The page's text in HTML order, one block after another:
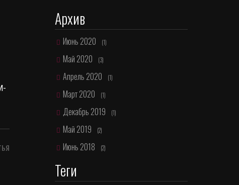
Архив
Июнь 2020 (1)
Май 2020 (3)
Апрель 2020 (1)
Март 2020 (1)
Декабрь 2019 (1)
Май 2019 (2)
Июнь 2018 (2)
Теги